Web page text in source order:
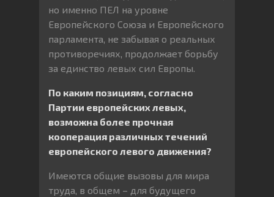
но именно ПЕЛ на уровне
Европейского Союза и Европейского
парламента, не забывая о реальных
противоречиях, продолжает борьбу
за единство левых сил Европы.
По каким позициям, согласно
Партии европейских левых,
возможна более прочная
кооперация различных течений
европейского левого движения?
Имеются общие вызовы для мира
труда, в общем – для будущего